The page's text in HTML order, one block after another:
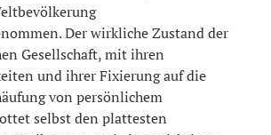
Der wirkliche Zustand der
Gesellschaft, mit ihren
und ihrer Fixierung auf die
von persönlichem
selbst den plattesten